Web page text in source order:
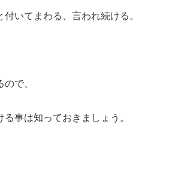
付いてまわる、言われ続ける。
で、
事は知っておきましょう。